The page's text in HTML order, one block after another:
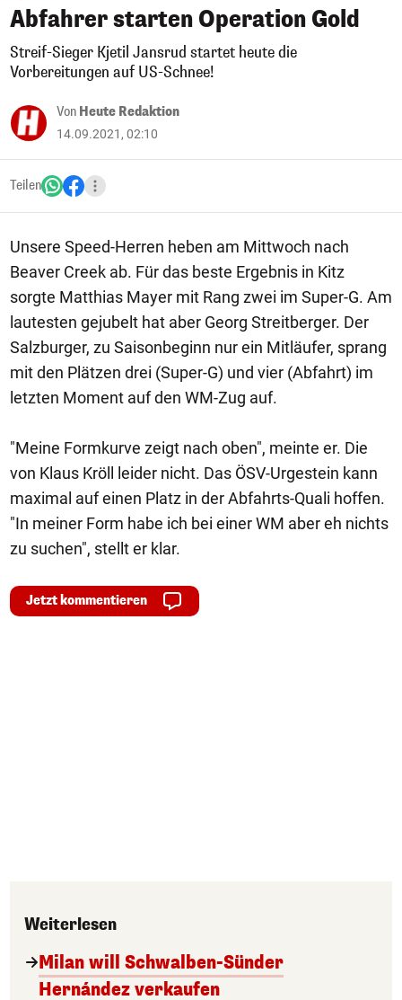
Abfahrer starten Operation Gold
Streif-Sieger Kjetil Jansrud startet heute die
Vorbereitungen auf US-Schnee!
Von Heute Redaktion
14.09.2021, 02:10
Teilen
Unsere Speed-Herren heben am Mittwoch nach
Beaver Creek ab. Für das beste Ergebnis in Kitz
sorgte Matthias Mayer mit Rang zwei im Super-G. Am
lautesten gejubelt hat aber Georg Streitberger. Der
Salzburger, zu Saisonbeginn nur ein Mitläufer, sprang
mit den Plätzen drei (Super-G) und vier (Abfahrt) im
letzten Moment auf den WM-Zug auf.
"Meine Formkurve zeigt nach oben", meinte er. Die
von Klaus Kröll leider nicht. Das ÖSV-Urgestein kann
maximal auf einen Platz in der Abfahrts-Quali hoffen.
"In meiner Form habe ich bei einer WM aber eh nichts
zu suchen", stellt er klar.
Jetzt kommentieren
Weiterlesen
Milan will Schwalben-Sünder
Hernández verkaufen